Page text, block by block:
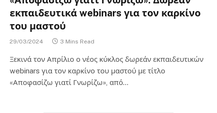
εκπαιδευτικά webinars για τον καρκίνο
του μαστού
29/03/2024 3 Mins Read
Ξεκινά τον Απρίλιο ο νέος κύκλος δωρεάν εκπαιδευτικών
webinars για τον καρκίνο του μαστού με τίτλο
«Αποφασίζω γιατί Γνωρίζω», από…